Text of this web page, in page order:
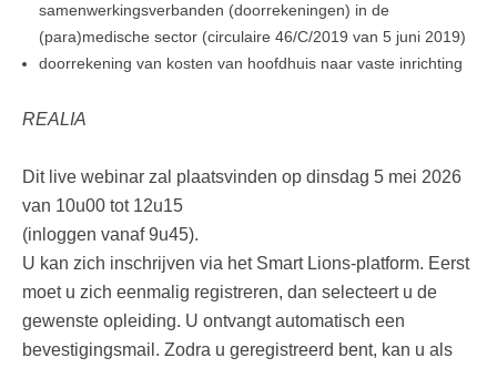
samenwerkingsverbanden (doorrekeningen) in de
(para)medische sector (circulaire 46/C/2019 van 5 juni 2019)
doorrekening van kosten van hoofdhuis naar vaste inrichting
REALIA
Dit live webinar zal plaatsvinden op dinsdag 5 mei 2026
van 10u00 tot 12u15
(inloggen vanaf 9u45).
U kan zich inschrijven via het Smart Lions-platform. Eerst
moet u zich eenmalig registreren, dan selecteert u de
gewenste opleiding. U ontvangt automatisch een
bevestigingsmail. Zodra u geregistreerd bent, kan u als